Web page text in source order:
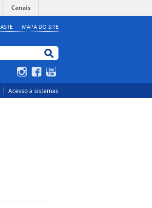
Canais
MAPA DO SITE
Buscar no portal
InstagramFacebook
Acesso a sistemas